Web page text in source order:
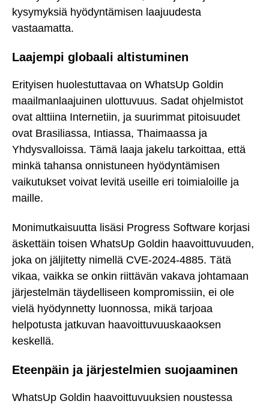
kysymyksiä hyödyntämisen laajuudesta
vastaamatta.
Laajempi globaali altistuminen
Erityisen huolestuttavaa on WhatsUp Goldin
maailmanlaajuinen ulottuvuus. Sadat ohjelmistot
ovat alttiina Internetiin, ja suurimmat pitoisuudet
ovat Brasiliassa, Intiassa, Thaimaassa ja
Yhdysvalloissa. Tämä laaja jakelu tarkoittaa, että
minkä tahansa onnistuneen hyödyntämisen
vaikutukset voivat levitä useille eri toimialoille ja
maille.
Monimutkaisuutta lisäsi Progress Software korjasi
äskettäin toisen WhatsUp Goldin haavoittuvuuden,
joka on jäljitetty nimellä CVE-2024-4885. Tätä
vikaa, vaikka se onkin riittävän vakava johtamaan
järjestelmän täydelliseen kompromissiin, ei ole
vielä hyödynnetty luonnossa, mikä tarjoaa
helpotusta jatkuvan haavoittuvuuskaaoksen
keskellä.
Eteenpäin ja järjestelmien suojaaminen
WhatsUp Goldin haavoittuvuuksien noustessa